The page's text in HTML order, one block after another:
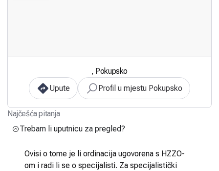
, Pokupsko
Upute
Profil u mjestu Pokupsko
Najčešća pitanja
Trebam li uputnicu za pregled?
Ovisi o tome je li ordinacija ugovorena s HZZO-
om i radi li se o specijalisti. Za specijalistički